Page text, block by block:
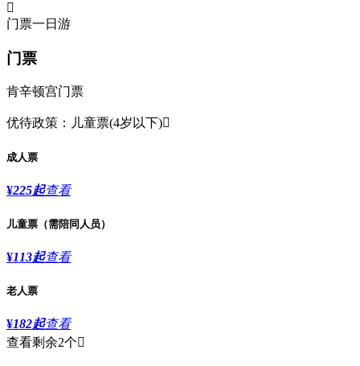

门票一日游
门票
肯辛顿宫门票
优待政策：儿童票(4岁以下)
成人票
¥225起查看
儿童票（需陪同人员）
¥113起查看
老人票
¥182起查看
查看剩余2个